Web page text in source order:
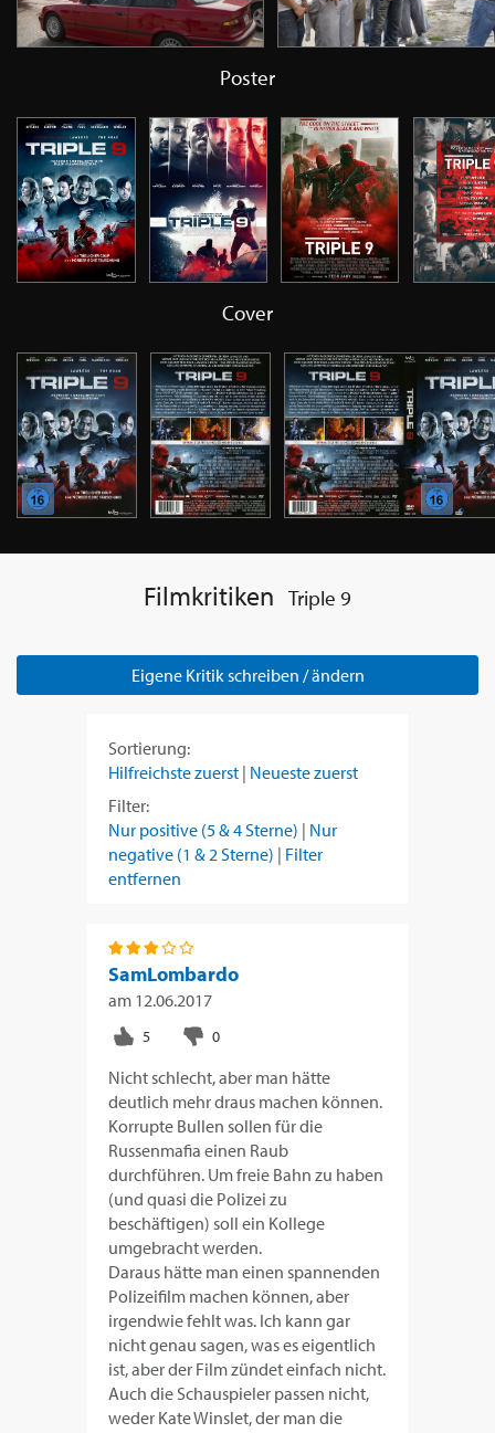
Poster
Cover
Filmkritiken Triple 9
Eigene Kritik schreiben / ändern
Sortierung:
Hilfreichste zuerst | Neueste zuerst
Filter:
Nur positive (5 & 4 Sterne) | Nur
negative (1 & 2 Sterne) | Filter
entfernen
SamLombardo
am 12.06.2017
Nicht schlecht, aber man hätte
deutlich mehr draus machen können.
Korrupte Bullen sollen für die
Russenmafia einen Raub
durchführen. Um freie Bahn zu haben
(und quasi die Polizei zu
beschäftigen) soll ein Kollege
umgebracht werden.
Daraus hätte man einen spannenden
Polizeifilm machen können, aber
irgendwie fehlt was. Ich kann gar
nicht genau sagen, was es eigentlich
ist, aber der Film zündet einfach nicht.
Auch die Schauspieler passen nicht,
weder Kate Winslet, der man die